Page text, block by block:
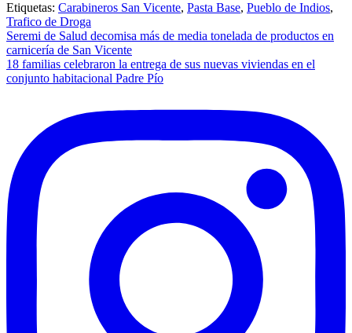
Etiquetas: Carabineros San Vicente, Pasta Base, Pueblo de Indios,
Trafico de Droga
Navegación
de
entradas
Seremi de Salud decomisa más de media tonelada de productos en
carnicería de San Vicente
18 familias celebraron la entrega de sus nuevas viviendas en el
conjunto habitacional Padre Pío